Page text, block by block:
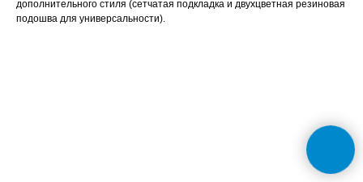
дополнительного стиля (сетчатая подкладка и двухцветная резиновая
подошва для универсальности).